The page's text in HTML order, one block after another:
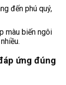
đến phú quý,
màu biến ngôi
ứng đúng